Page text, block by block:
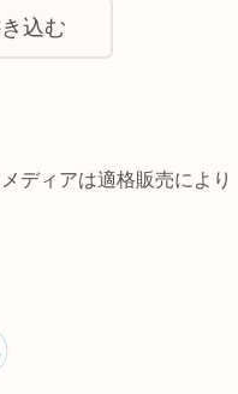
込む
ディアは適格販売により